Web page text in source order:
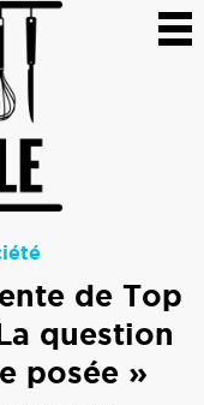
de Top
question
posée »